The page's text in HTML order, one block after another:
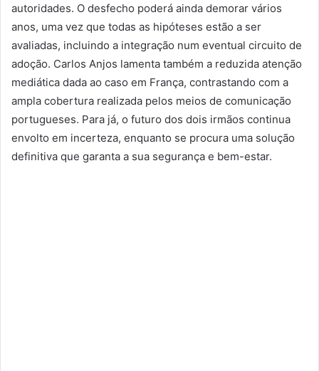
autoridades. O desfecho poderá ainda demorar vários
anos, uma vez que todas as hipóteses estão a ser
avaliadas, incluindo a integração num eventual circuito de
adoção. Carlos Anjos lamenta também a reduzida atenção
mediática dada ao caso em França, contrastando com a
ampla cobertura realizada pelos meios de comunicação
portugueses. Para já, o futuro dos dois irmãos continua
envolto em incerteza, enquanto se procura uma solução
definitiva que garanta a sua segurança e bem-estar.